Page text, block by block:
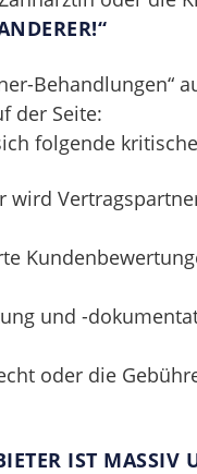
Behandlungen“
der Seite:
folgende
wird
und -
oder die
IST MASSIV